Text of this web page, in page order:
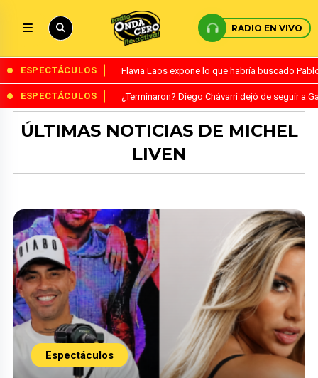
RADIO EN VIVO
ESPECTÁCULOS Flavia Laos expone lo que habría buscado
ESPECTÁCULOS ¿Terminaron? Diego Chávarri dejó de seguir a
ÚLTIMAS NOTICIAS DE MICHEL
LIVEN
Espectáculos